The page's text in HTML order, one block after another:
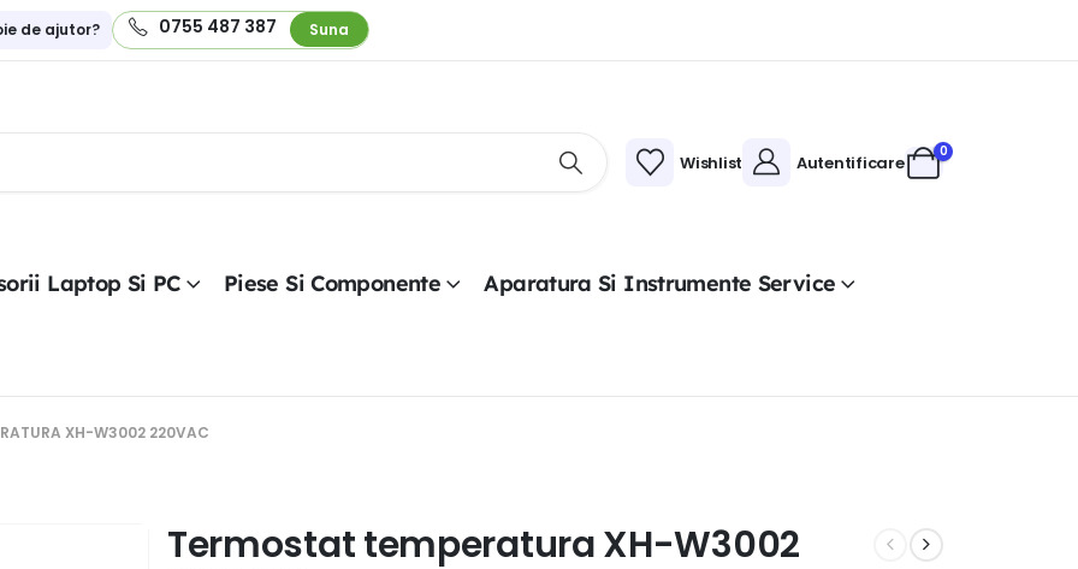
de ajutor? 0755 487 387 Suna
Wishlist Autentificare
0
Laptop Si PC Piese Si Componente Aparatura Si Instrumente Service
XH-W3002 220VAC
Termostat temperatura XH-W3002